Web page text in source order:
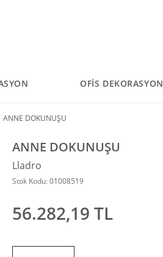
OFİS DEKORASYON
ANNE DOKUNUŞU
ANNE DOKUNUŞU
Lladro
Stok Kodu: 01008519
56.282,19 TL